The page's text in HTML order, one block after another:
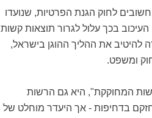
חשובים לחוק הגנת הפרטיות, שנועדו
בכך עלול לגרור תוצאות קשות
להיטיב את ההליך ההוגן בישראל,
ומשפט.
המחוקקת", היא גם הרשות
בדחיפות - אך היעדר מוחלט של